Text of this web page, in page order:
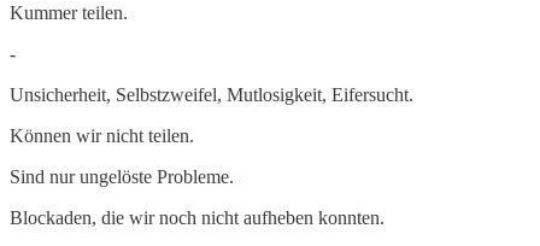
Kummer teilen.
-
Unsicherheit, Selbstzweifel, Mutlosigkeit, Eifersucht.
Können wir nicht teilen.
Sind nur ungelöste Probleme.
Blockaden, die wir noch nicht aufheben konnten.